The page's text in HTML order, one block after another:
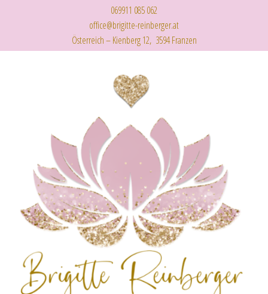
069911 085 062
office@brigitte-reinberger.at
Österreich – Kienberg 12, 3594 Franzen